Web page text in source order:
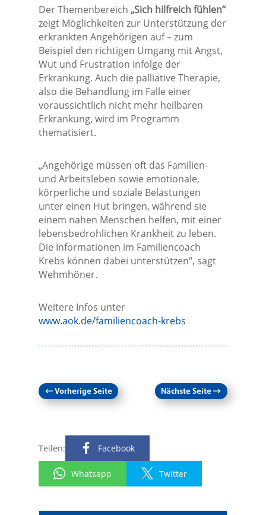
Der Themenbereich „Sich hilfreich fühlen“
zeigt Möglichkeiten zur Unterstützung der
erkrankten Angehörigen auf – zum
Beispiel den richtigen Umgang mit Angst,
Wut und Frustration infolge der
Erkrankung. Auch die palliative Therapie,
also die Behandlung im Falle einer
voraussichtlich nicht mehr heilbaren
Erkrankung, wird im Programm
thematisiert.
„Angehörige müssen oft das Familien-
und Arbeitsleben sowie emotionale,
körperliche und soziale Belastungen
unter einen Hut bringen, während sie
einem nahen Menschen helfen, mit einer
lebensbedrohlichen Krankheit zu leben.
Die Informationen im Familiencoach
Krebs können dabei unterstützen“, sagt
Wehmhöner.
Weitere Infos unter
www.aok.de/familiencoach-krebs
←Vorherige Seite Nächste Seite→
Teilen: Facebook
Whatsapp Twitter